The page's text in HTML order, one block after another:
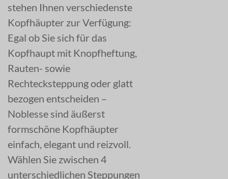
stehen Ihnen verschiedenste
Kopfhäupter zur Verfügung:
Egal ob Sie sich für das
Kopfhaupt mit Knopfheftung,
Rauten- sowie
Rechtecksteppung oder glatt
bezogen entscheiden –
Noblesse sind äußerst
formschöne Kopfhäupter
einfach, elegant und reizvoll.
Wählen Sie zwischen 4
unterschiedlichen Steppungen